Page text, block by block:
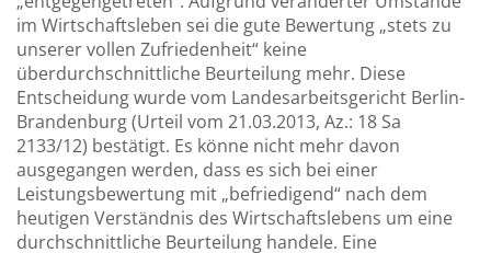
im Wirtschaftsleben sei die gute Bewertung „stets zu
unserer vollen Zufriedenheit“ keine
überdurchschnittliche Beurteilung mehr. Diese
Entscheidung wurde vom Landesarbeitsgericht Berlin-
Brandenburg (Urteil vom 21.03.2013, Az.: 18 Sa
2133/12) bestätigt. Es könne nicht mehr davon
ausgegangen werden, dass es sich bei einer
Leistungsbewertung mit „befriedigend“ nach dem
heutigen Verständnis des Wirtschaftslebens um eine
durchschnittliche Beurteilung handele. Eine